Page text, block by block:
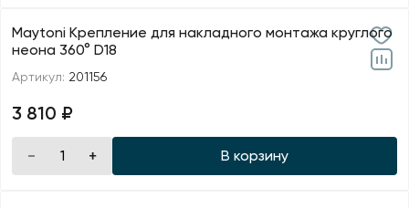
Maytoni Крепление для накладного монтажа круглого
неона 360° D18
Артикул: 201156
3 810 ₽
В корзину